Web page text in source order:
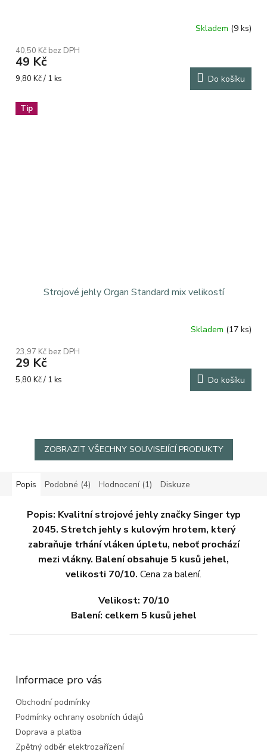
Skladem (9 ks)
40,50 Kč bez DPH
49 Kč
Měrná
9,80 Kč / 1 ks Do košíku
Tip
Strojové jehly Organ Standard mix velikostí
Skladem (17 ks)
23,97 Kč bez DPH
29 Kč
Měrná
5,80 Kč / 1 ks Do košíku
ZOBRAZIT VŠECHNY SOUVISEJÍCÍ PRODUKTY
Popis Podobné (4) Hodnocení (1) Diskuze
Popis: Kvalitní strojové jehly značky Singer typ
2045. Stretch jehly s kulovým hrotem, který
zabraňuje trhání vláken úpletu, neboť prochází
mezi vlákny. Balení obsahuje 5 kusů jehel,
velikosti 70/10. Cena za balení.
Velikost: 70/10
Balení: celkem 5 kusů jehel
Informace pro vás
Obchodní podmínky
Podmínky ochrany osobních údajů
Doprava a platba
Zpětný odběr elektrozařízení